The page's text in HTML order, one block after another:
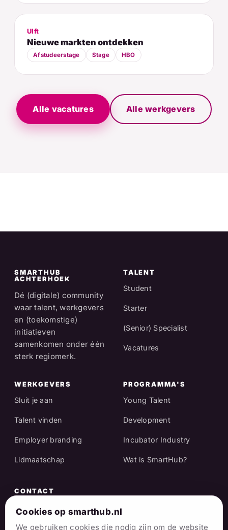
Ulft
Nieuwe markten ontdekken
Afstudeerstage Stage HBO
Alle vacatures Alle werkgevers
SMARTHUB
ACHTERHOEK
Dé (digitale) community
waar talent, werkgevers
en (toekomstige)
initiatieven
samenkomen onder één
sterk regiomerk.
TALENT
Student
Starter
(Senior) Specialist
Vacatures
WERKGEVERS
Sluit je aan
Talent vinden
Employer branding
Lidmaatschap
PROGRAMMA'S
Young Talent
Development
Incubator Industry
Wat is SmartHub?
CONTACT
Raadhuisstraat 25
7001 EX Doetinchem
Cookies op smarthub.nl
We gebruiken cookies die nodig zijn om de website